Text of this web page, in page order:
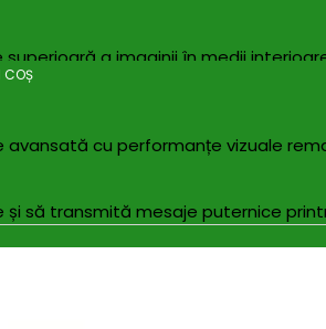
COȘ
a imaginii în medii
expoziții, prezentări
avansată cu performanțe vizuale
să transmită mesaje puternice
ușor, permitând